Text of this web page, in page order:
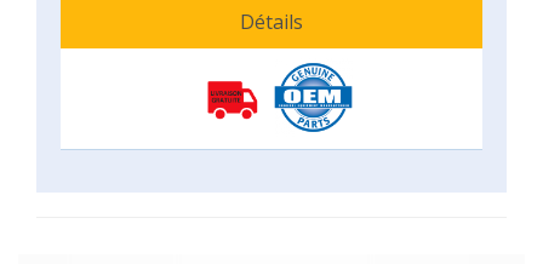
Détails